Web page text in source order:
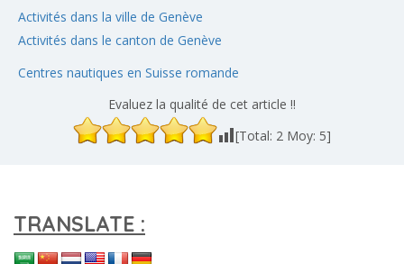
Activités dans la ville de Genève
Activités dans le canton de Genève
Centres nautiques en Suisse romande
Evaluez la qualité de cet article !!
[Total: 2 Moy: 5]
TRANSLATE :